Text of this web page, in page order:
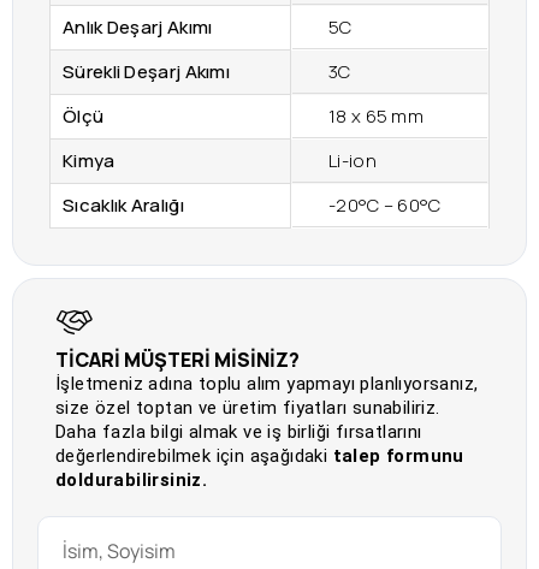
Anlık Deşarj Akımı
5C
Sürekli Deşarj Akımı
3C
Ölçü
18 x 65 mm
Kimya
Li-ion
Sıcaklık Aralığı
-20°C – 60°C
TİCARİ MÜŞTERİ MİSİNİZ?
İşletmeniz adına toplu alım yapmayı planlıyorsanız,
size özel toptan ve üretim fiyatları sunabiliriz.
Daha fazla bilgi almak ve iş birliği fırsatlarını
değerlendirebilmek için aşağıdaki talep formunu
doldurabilirsiniz.